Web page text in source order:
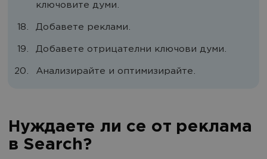
ключовите думи.
Добавете реклами.
Добавете отрицателни ключови думи.
Анализирайте и оптимизирайте.
Нуждаете ли се от реклама
в Search?